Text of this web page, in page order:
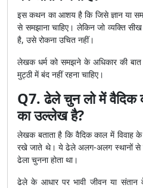
इस कथन का आशय है कि जिसे ज्ञान या
से समझाना चाहिए। लेकिन जो व्यक्ति
है, उसे रोकना उचित नहीं।
लेखक धर्म को समझने के अधिकार की
मुट्ठी में बंद नहीं रहना चाहिए।
Q7. ढेले चुन लो में वैदिक
का उल्लेख है?
लेखक बताता है कि वैदिक काल में
रखे जाते थे। ये ढेले अलग-अलग स्थानों से
ढेला चुनना होता था।
ढेले के आधार पर भावी जीवन या संतान